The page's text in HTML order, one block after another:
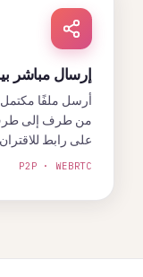
إرسال مباشر
أرسل ملفًا
على رابط
P2P · WEBRTC